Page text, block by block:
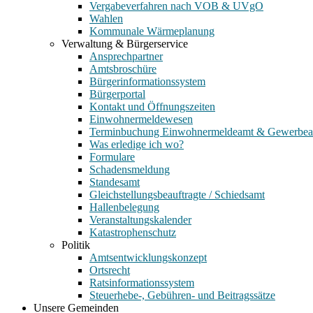
Vergabeverfahren nach VOB & UVgO
Wahlen
Kommunale Wärmeplanung
Verwaltung & Bürgerservice
Ansprechpartner
Amtsbroschüre
Bürgerinformationssystem
Bürgerportal
Kontakt und Öffnungszeiten
Einwohnermeldewesen
Terminbuchung Einwohnermeldeamt &
Was erledige ich wo?
Formulare
Schadensmeldung
Standesamt
Gleichstellungsbeauftragte / Schiedsamt
Hallenbelegung
Veranstaltungskalender
Katastrophenschutz
Politik
Amtsentwicklungskonzept
Ortsrecht
Ratsinformationssystem
Steuerhebe-, Gebühren- und Beitragssätze
Unsere Gemeinden